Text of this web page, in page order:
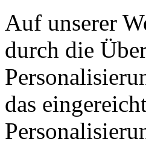
Auf unserer
durch die
das